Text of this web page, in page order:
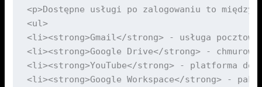
<p>Dostępne usługi po zalogowaniu to między
<ul>
<li><strong>Gmail</strong> - usługa
<li><strong>Google Drive</strong> -
<li><strong>YouTube</strong> - platforma
<li><strong>Google Workspace</strong> -